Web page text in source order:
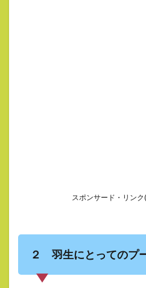
スポンサード・リン
２ 羽生にとってのプ